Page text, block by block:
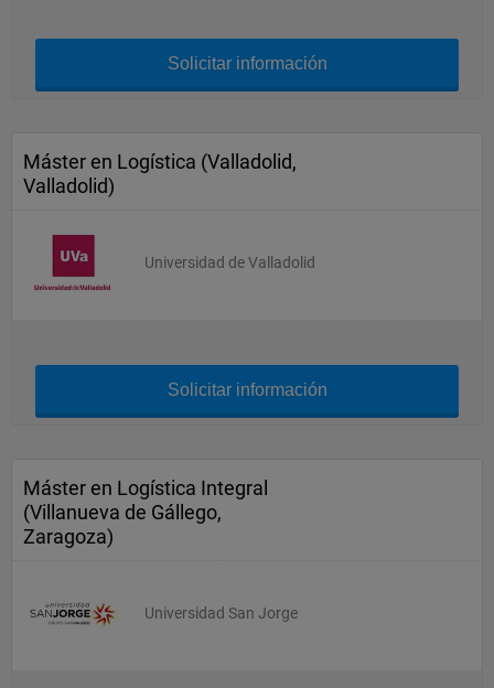
Solicitar información
Máster en Logística (Valladolid,
Valladolid)
Universidad de Valladolid
Solicitar información
Máster en Logística Integral
(Villanueva de Gállego,
Zaragoza)
Universidad San Jorge